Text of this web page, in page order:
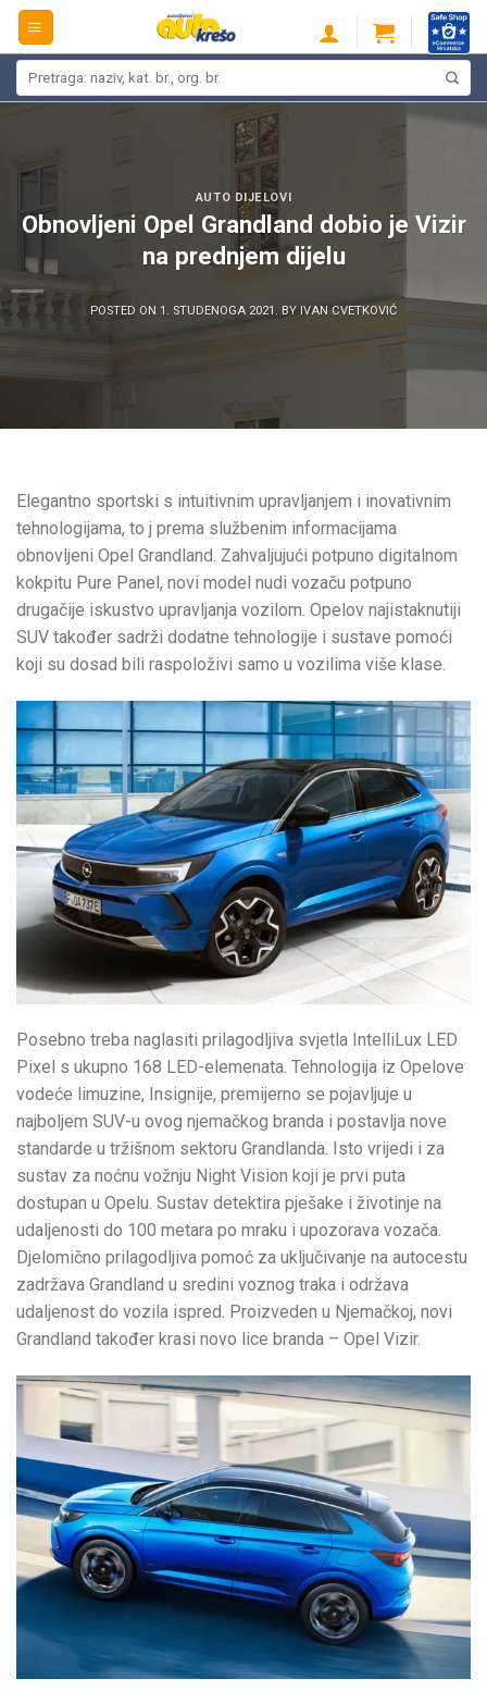
Skip
content
AUTO DIJELOVI
Obnovljeni Opel Grandland dobio je Vizir
na prednjem dijelu
POSTED ON 1. STUDENOGA 2021. BY IVAN CVETKOVIĆ
Elegantno sportski s intuitivnim upravljanjem i inovativnim
tehnologijama, to j prema službenim informacijama
obnovljeni Opel Grandland. Zahvaljujući potpuno digitalnom
kokpitu Pure Panel, novi model nudi vozaču potpuno
drugačije iskustvo upravljanja vozilom. Opelov najistaknutiji
SUV također sadrži dodatne tehnologije i sustave pomoći
koji su dosad bili raspoloživi samo u vozilima više klase.
Posebno treba naglasiti prilagodljiva svjetla IntelliLux LED
Pixel s ukupno 168 LED-elemenata. Tehnologija iz Opelove
vodeće limuzine, Insignije, premijerno se pojavljuje u
najboljem SUV-u ovog njemačkog branda i postavlja nove
standarde u tržišnom sektoru Grandlanda. Isto vrijedi i za
sustav za noćnu vožnju Night Vision koji je prvi puta
dostupan u Opelu. Sustav detektira pješake i životinje na
udaljenosti do 100 metara po mraku i upozorava vozača.
Djelomično prilagodljiva pomoć za uključivanje na autocestu
zadržava Grandland u sredini voznog traka i održava
udaljenost do vozila ispred. Proizveden u Njemačkoj, novi
Grandland također krasi novo lice branda – Opel Vizir.